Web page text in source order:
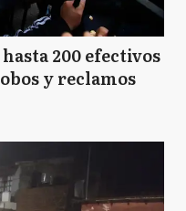
200 efectivos
y reclamos